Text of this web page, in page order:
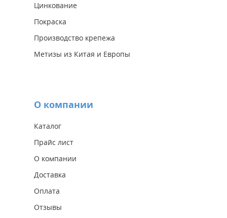
Цинкование
Покраска
Производство крепежа
Метизы из Китая и Европы
О компании
Каталог
Прайс лист
О компании
Доставка
Оплата
Отзывы